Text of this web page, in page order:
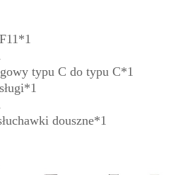
typu C do typu C*1
douszne*1